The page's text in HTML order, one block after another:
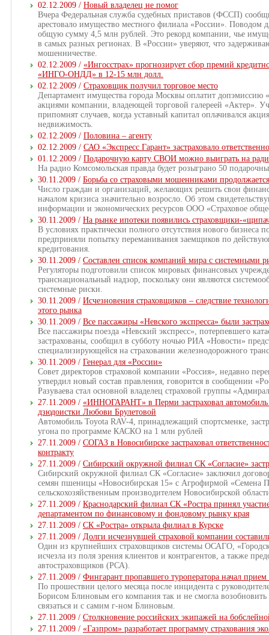
02.12.2009 / Новый владелец не помог
Вчера Федеральная служба судебных приставов (ФССП)
арестовало имущество местного филиала «России». Поводом
общую сумму 4,5 млн рублей. Это рекорд компании, чье
в самых разных регионах. В «России» уверяют, что
мошенничестве.
02.12.2009 / «Ингосстрах» прогнозирует сбор премий
«ИНГО-ОНДД» в 12-15 млн долл.
02.12.2009 / Страховщик получил торговое место
Департамент имущества города Москвы оплатит
акциями компании, владеющей торговой галереей «Актер».
припомнят случаев, когда уставный капитал оплачивался
недвижимость.
02.12.2009 / Половина – агенту
02.12.2009 / САО «Экспресс Гарант» застраховало
01.12.2009 / Подарочную карту СВОИ можно выиграть на
На радио Комсомольская правда будет розыграно 50
30.11.2009 / Борьба со страховыми мошенниками продолжается
Число граждан и организаций, желающих решить свои
началом кризиса значительно возросло. Об этом
информации и экономических ресурсов ООО «Страховое
30.11.2009 / На рынке ипотеки появились страховщики-
В условиях практически полного отсутствия нового бизнеса
предприняли попытку переманивания заемщиков по
кредитования.
30.11.2009 / Составлен список компаний мира с системными
Регуляторы подготовили список мировых финансовых
транснациональный надзор, поскольку они являются
системные риски.
30.11.2009 / Исчезновения страховщиков – следствие
этого рынка
30.11.2009 / Все пассажиры «Невского экспресса» были
Все пассажиры поезда «Невский экспресс», потерпевшего
застрахованы, сообщил в субботу ночью РИА «Новости»
специализирующейся на страховании железнодорожного
30.11.2009 / Генерал для «России»
Совет директоров страховой компании «Россия», недавно
утвердил новый состав правления, говорится в сообщении
Разуваева стал основной владелец страховой группы
27.11.2009 / «ИННОГАРАНТ» в Перми застраховал автомобиль
дзюдоистки Любови Брулетовой
Автомобиль Toyota RAV-4, принадлежащий спортсменке,
угона по программе КАСКО на 1 млн рублей
27.11.2009 / СОГАЗ в Новосибирске застраховал
контракту
27.11.2009 / Сибирский окружной филиал СК «Согласие»
Сибирский окружной филиал СК «Согласие» заключил
семян пшеницы «Новосибирская 15» с Агрофирмой «Семена
сельскохозяйственным производителем Новосибирской
27.11.2009 / Краснодарский филиал СК «Ростра принял
департаментом по финансовому и фондовому рынку края
27.11.2009 / CК «Ростра» открыла филиал в Курске
27.11.2009 / Долги исчезнувшей страховой компании
Один из крупнейших страховщиков системы ОСАГО,
исчезла из поля зрения клиентов и контрагентов, а также
автостраховщиков (РСА).
27.11.2009 / Фингарант пропавшего туроператора начал
По прошествии целого месяца после инцидента с
Борисом Блиновым его компания так и не смогла
связаться и с самим г-ном Блиновым.
27.11.2009 / Столкновение российских экипажей на
27.11.2009 / «Газпром» разработает программу страхования